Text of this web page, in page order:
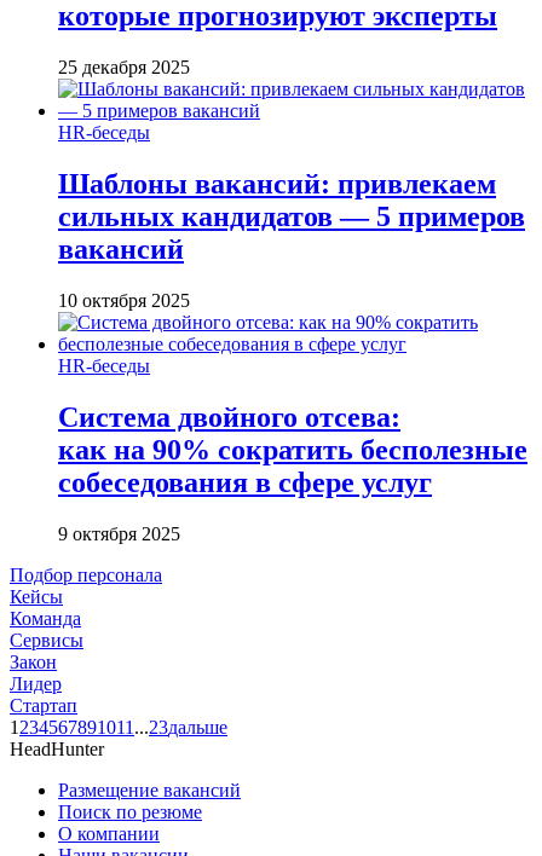
которые прогнозируют эксперты
25 декабря 2025
HR-беседы
Шаблоны вакансий: привлекаем
сильных кандидатов — 5 примеров
вакансий
10 октября 2025
HR-беседы
Система двойного отсева:
как на 90% сократить бесполезные
собеседования в сфере услуг
9 октября 2025
Подбор персонала
Кейсы
Команда
Сервисы
Закон
Лидер
Стартап
1 234567891011 ...23дальше
HeadHunter
Размещение вакансий
Поиск по резюме
О компании